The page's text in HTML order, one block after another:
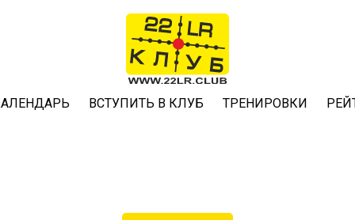
ВСТУПИТЬ В КЛУБ ТРЕНИРОВКИ